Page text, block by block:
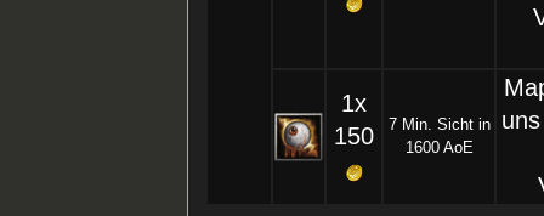
1x
150
7 Min. Sicht in
1600 AoE